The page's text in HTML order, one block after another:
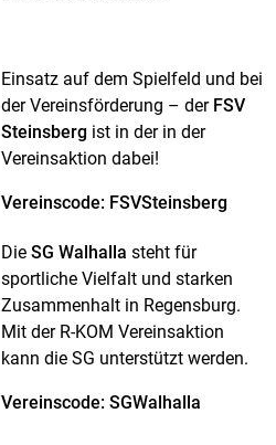
Einsatz auf dem Spielfeld und bei
der Vereinsförderung – der FSV
Steinsbergist in der in der
Vereinsaktion dabei!
Vereinscode: FSVSteinsberg
Die SG Walhalla steht für
sportliche Vielfalt und starken
Zusammenhalt in Regensburg.
Mit der R-KOM Vereinsaktion
kann die SG unterstützt werden.
Vereinscode: SGWalhalla